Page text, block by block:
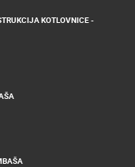
KOTLOVNICE -